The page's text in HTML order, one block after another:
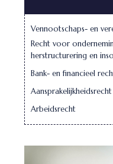
Vennootschaps- en
Recht voor
herstructurering en
Bank- en financieel
Aansprakelijkheidsrecht
Arbeidsrecht